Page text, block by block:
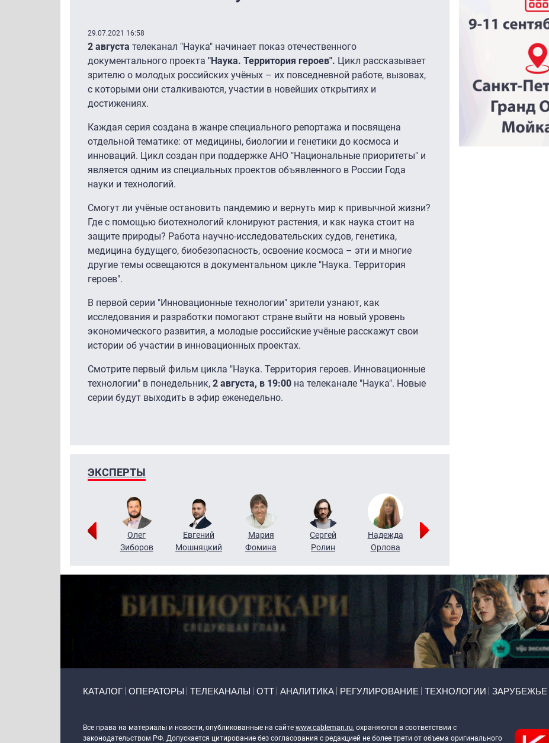
29.07.2021 16:58
2 августа телеканал "Наука" начинает показ отечественного
документального проекта "Наука. Территория героев". Цикл рассказывает
зрителю о молодых российских учёных – их повседневной работе, вызовах,
с которыми они сталкиваются, участии в новейших открытиях и
достижениях.
Каждая серия создана в жанре специального репортажа и посвящена
отдельной тематике: от медицины, биологии и генетики до космоса и
инноваций. Цикл создан при поддержке АНО "Национальные приоритеты" и
является одним из специальных проектов объявленного в России Года
науки и технологий.
Смогут ли учёные остановить пандемию и вернуть мир к привычной жизни?
Где с помощью биотехнологий клонируют растения, и как наука стоит на
защите природы? Работа научно-исследовательских судов, генетика,
медицина будущего, биобезопасность, освоение космоса – эти и многие
другие темы освещаются в документальном цикле "Наука. Территория
героев".
В первой серии "Инновационные технологии" зрители узнают, как
исследования и разработки помогают стране выйти на новый уровень
экономического развития, а молодые российские учёные расскажут свои
истории об участии в инновационных проектах.
Смотрите первый фильм цикла "Наука. Территория героев. Инновационные
технологии" в понедельник, 2 августа, в 19:00 на телеканале "Наука". Новые
серии будут выходить в эфир еженедельно.
ЭКСПЕРТЫ
Григорий
Олег
Зиборов
Евгений
Мошняцкий
Мария
Фомина
Сергей
Ролин
Надежда
Орлова
КАТАЛОГ ОПЕРАТОРЫ ТЕЛЕКАНАЛЫ ОТТ АНАЛИТИКА РЕГУЛИРОВАНИЕ ТЕХНОЛОГИИ ЗАРУБЕЖЬЕ
Все права на материалы и новости, опубликованные на сайте www.cableman.ru, охраняются в соответствии с
законодательством РФ. Допускается цитирование без согласования с редакцией не более трети от объема оригинального